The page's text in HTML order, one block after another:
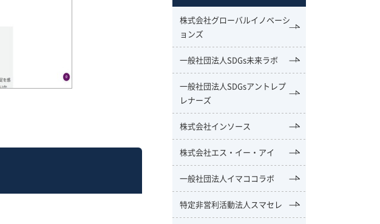
株式会社グローバルイノベーシ
ョンズ
一般社団法人SDGs未来ラボ
一般社団法人SDGsアントレプ
レナーズ
株式会社インソース
株式会社エス・イー・アイ
一般社団法人イマココラボ
特定非営利活動法人スマセレ